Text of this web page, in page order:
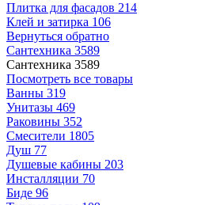
Плитка для фасадов 214
Клей и затирка 106
Вернуться обратно
Сантехника 3589
Сантехника 3589
Посмотреть все товары
Ванны 319
Унитазы 469
Раковины 352
Смесители 1805
Душ 77
Душевые кабины 203
Инсталляции 70
Биде 96